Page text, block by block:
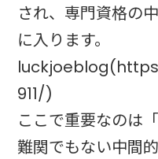
され、専門資格の
に入ります。
911/)
ここで重要なのは
難関でもない中間